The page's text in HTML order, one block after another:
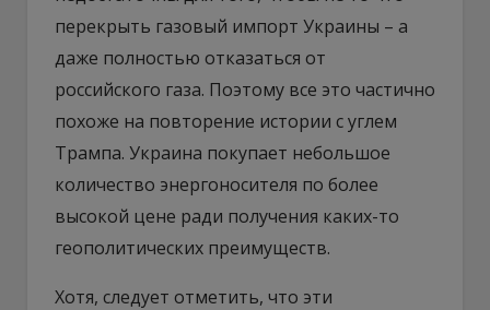
перекрыть газовый импорт Украины – а
даже полностью отказаться от
российского газа. Поэтому все это частично
похоже на повторение истории с углем
Трампа. Украина покупает небольшое
количество энергоносителя по более
высокой цене ради получения каких-то
геополитических преимуществ.
Хотя, следует отметить, что эти